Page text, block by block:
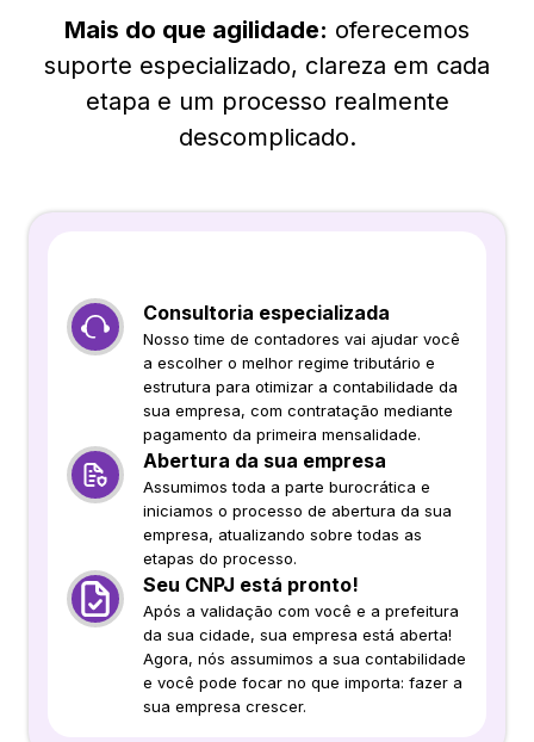
Mais do que agilidade: oferecemos
suporte especializado, clareza em cada
etapa e um processo realmente
descomplicado.
Consultoria especializada
Nosso time de contadores vai ajudar você
a escolher o melhor regime tributário e
estrutura para otimizar a contabilidade da
sua empresa, com contratação mediante
pagamento da primeira mensalidade.
Abertura da sua empresa
Assumimos toda a parte burocrática e
iniciamos o processo de abertura da sua
empresa, atualizando sobre todas as
etapas do processo.
Seu CNPJ está pronto!
Após a validação com você e a prefeitura
da sua cidade, sua empresa está aberta!
Agora, nós assumimos a sua contabilidade
e você pode focar no que importa: fazer a
sua empresa crescer.